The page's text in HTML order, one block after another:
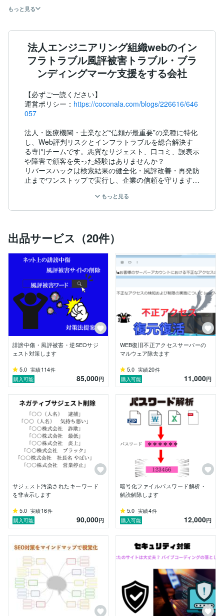
もっと見る
法人エンジニアリング組織webのイン
フラトラブル風評被害トラブル・ブラ
ンディングマーケ支援をする会社
【必ずご一読ください】
運営ポリシー： https://coconala.com/blogs/226616/646
057
法人・医療機関・士業など“信頼が最重要”の業種に特化
し、Web評判リスクとインフラトラブルを総合解決す
る専門チームです。悪質なサジェスト、口コミ、誤表示
や障害で顧客を失った経験はありませんか？
リバースハックは検索結果の健全化・風評改善・再発防
止までワンストップで実行し、企業の信頼を守ります。
15年以上にわたり、検索サジェスト汚染・逆SEO・評
判回復の現場で培ったノウハウを基に、
※※価格よりも品質・再発防止を重視される方向けのサ
ービスです
※こちらからの営業は一切行っておりません
なお、本サービスの収益の多くは、クリエイター・制作
者の活動支援や制作環境を守る取り組みに活用し、短期
的な成果ではなく長期的な価値提供を重視しています。
【実績・認定】
対応実績600件以上／成功率95％超
医療機関の風評対策15年連続 No.1
上場企業・病院・士業・教育機関など多数支援
全案件 NDA 対応
さらに、当チーム独自開発の
「サジェスト汚染チェックツール」は現在商標出願中
（出願番号：T7810769477297）。
専門業者として必要な体制を整え、検知精度と再現性を
高めています。
【選ばれる理由】
データと事例に基づく再現性の高い施策
状況に応じた柔軟な逆SEO・最適化プラン
専任コンサル＋複数スタッフの同時作業
経営層向け資料・レポートにも対応
もっと見る
出品サービス（20件）
誹謗中傷・風評被害・逆SEOサジ
ェスト対策します
5.0 実績114件
購入可能
85,000円
WEB復旧不正アクセスサーバーの
マルウェア除去ます
5.0 実績20件
購入可能
11,000円
サジェスト汚染されたキーワード
を非表示します
5.0 実績16件
購入可能
90,000円
暗号化ファイルパスワード解析・
解読解除します
5.0 実績4件
購入可能
12,000円